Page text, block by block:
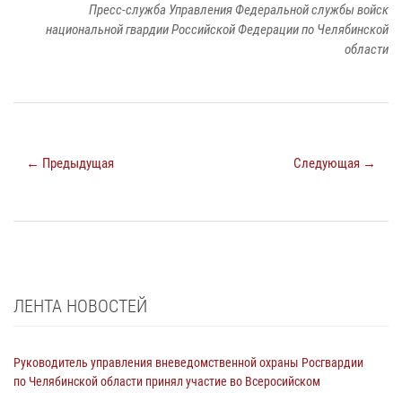
Пресс-служба Управления Федеральной службы войск
национальной гвардии Российской Федерации по Челябинской
области
← Предыдущая Следующая →
ЛЕНТА НОВОСТЕЙ
Руководитель управления вневедомственной охраны Росгвардии
по Челябинской области принял участие во Всеросийском